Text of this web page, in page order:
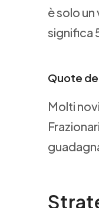
è solo
significa
Quote
Molti